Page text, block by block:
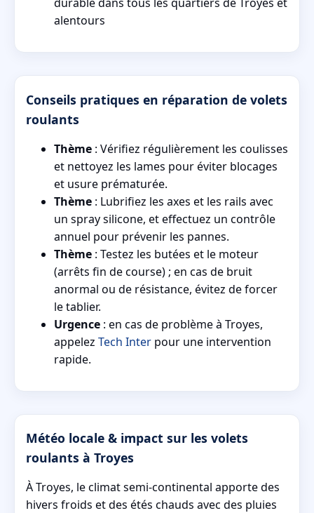
alentours
Conseils pratiques en réparation de volets
roulants
Thème : Vérifiez régulièrement les coulisses
et nettoyez les lames pour éviter blocages
et usure prématurée.
Thème : Lubrifiez les axes et les rails avec
un spray silicone, et effectuez un contrôle
annuel pour prévenir les pannes.
Thème : Testez les butées et le moteur
(arrêts fin de course) ; en cas de bruit
anormal ou de résistance, évitez de forcer
le tablier.
Urgence : en cas de problème à Troyes,
appelez Tech Inter pour une intervention
rapide.
Météo locale & impact sur les volets
roulants à Troyes
À Troyes, le climat semi-continental apporte des
hivers froids et des étés chauds avec des pluies